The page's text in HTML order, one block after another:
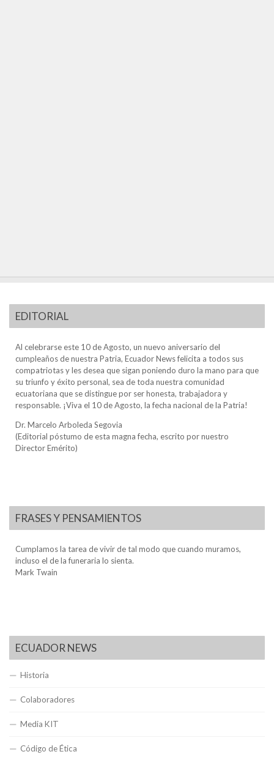
EDITORIAL
Al celebrarse este 10 de Agosto, un nuevo aniversario del
cumpleaños de nuestra Patria, Ecuador News felicita a todos sus
compatriotas y les desea que sigan poniendo duro la mano para que
su triunfo y éxito personal, sea de toda nuestra comunidad
ecuatoriana que se distingue por ser honesta, trabajadora y
responsable. ¡Viva el 10 de Agosto, la fecha nacional de la Patria!
Dr. Marcelo Arboleda Segovia
(Editorial póstumo de esta magna fecha, escrito por nuestro
Director Emérito)
FRASES Y PENSAMIENTOS
Cumplamos la tarea de vivir de tal modo que cuando muramos,
incluso el de la funeraria lo sienta.
Mark Twain
ECUADOR NEWS
Historia
Colaboradores
Media KIT
Código de Ética